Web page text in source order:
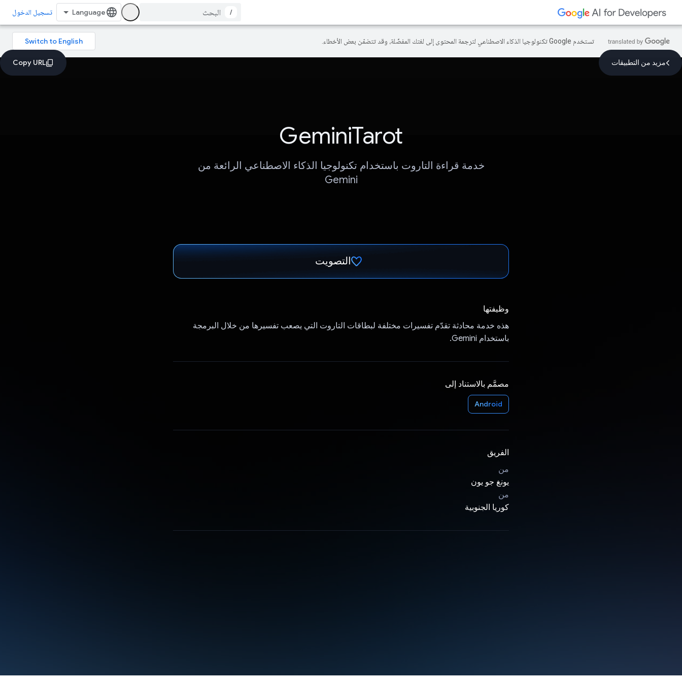
/ تسجيل الدخول
تستخدم Google تكنولوجيا الذكاء الاصطناعي لترجمة المحتوى إلى لغتك المفضّلة، وقد تتضمّن بعض الأخطاء.
مزيد من التطبيقات
GeminiTarot
خدمة قراءة التاروت باستخدام تكنولوجيا الذكاء الاصطناعي الرائعة من
Gemini
التصويت
وظيفتها
هذه خدمة محادثة تقدّم تفسيرات مختلفة لبطاقات التاروت التي يصعب تفسيرها من خلال البرمجة
باستخدام Gemini.
مصمَّم بالاستناد إلى
Android
الفريق
من
يونغ جو يون
من
كوريا الجنوبية